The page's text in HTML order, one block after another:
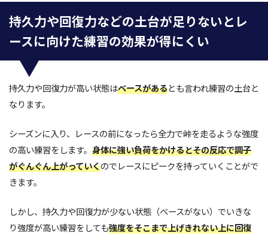
持久力や回復力などの土台が足りないとレ
ースに向けた練習の効果が得にくい
持久力や回復力が高い状態はベースがあるとも言われ練習の土台と
なります。
シーズンに入り、レースの前になったら全力で峠を走るような強度
の高い練習をします。 身体に強い負荷をかけるとその反応で調子
がぐんぐん上がっていくのでレースにピークを持っていくことがで
きます。
しかし、持久力や回復力が少ない状態（ベースがない）でいきな
り強度が高い練習をしても強度をそこまで上げきれない上に回復